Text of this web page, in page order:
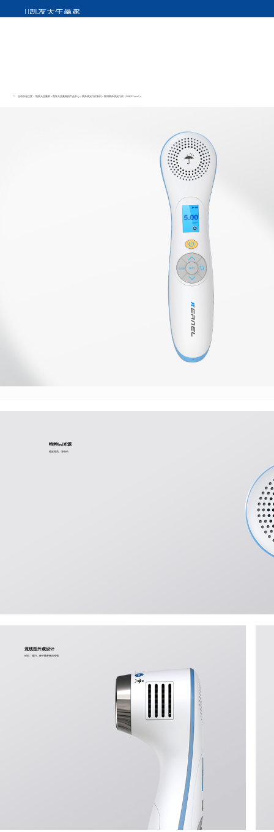
凯发天生赢家
当前所在位置：凯发天生赢家 >凯发天生赢家的产品中心 > 紫外线光疗仪系列 >家用紫外线光疗仪（308/311/uva1）
特种led光源
稳定性高、寿命长
流线型外观设计
时尚、精巧，便于携带靶向性强